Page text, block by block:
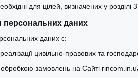
для цілей, визначених у розділі
персональних даних
даних є:
цивільно-правових та
замовлень на Сайті